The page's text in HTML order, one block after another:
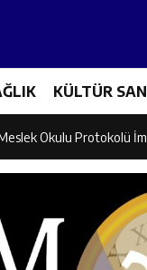
KÜLTÜR
Okulu Protokolü